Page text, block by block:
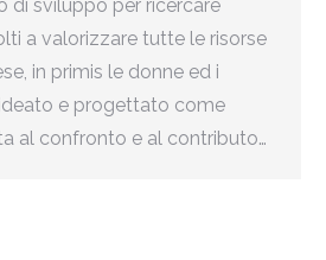
di sviluppo per ricercare
a valorizzare tutte le risorse
in primis le donne ed i
e progettato come
al confronto e al contributo…